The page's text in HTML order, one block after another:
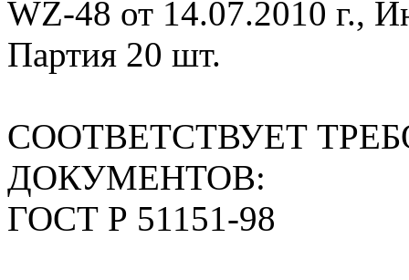
WZ-48 от 14.07.2010 г.,
Партия 20 шт.
СООТВЕТСТВУЕТ
ДОКУМЕНТОВ:
ГОСТ Р 51151-98